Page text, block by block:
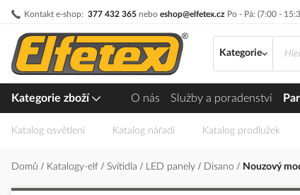
Kontakt e-shop: 377 432 365 nebo eshop@elfetex.cz Po - Pá: (7:00 -
Přejít
obsah
Kategorie
Kategorie zboží O nás Služby a poradenství
Katalog osvětlení Katalog nářadí Katalog prodlužek
Domů Katalogy-elf Svítidla LED panely Disano Nouzový